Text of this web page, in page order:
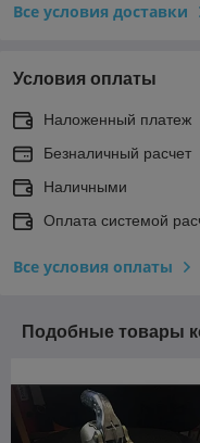
Все условия доставки
Условия оплаты
Наложенный платеж
Безналичный расчет
Наличными
Оплата системой
Все условия оплаты
Подобные товары